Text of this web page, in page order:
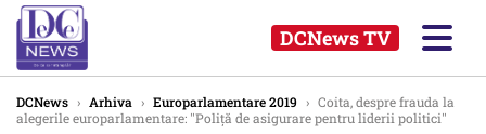
DCNews TV
DCNews › Arhiva › Europarlamentare 2019 › Coita, despre frauda la
alegerile europarlamentare: ''Poliță de asigurare pentru liderii politici''